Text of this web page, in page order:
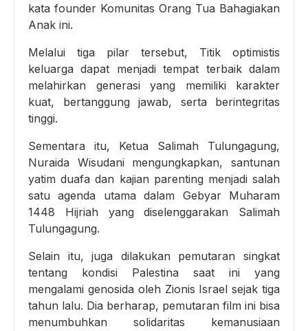
kata founder Komunitas Orang Tua Bahagiakan
Anak ini.
Melalui tiga pilar tersebut, Titik optimistis
keluarga dapat menjadi tempat terbaik dalam
melahirkan generasi yang memiliki karakter
kuat, bertanggung jawab, serta berintegritas
tinggi.
Sementara itu, Ketua Salimah Tulungagung,
Nuraida Wisudani mengungkapkan, santunan
yatim duafa dan kajian parenting menjadi salah
satu agenda utama dalam Gebyar Muharam
1448 Hijriah yang diselenggarakan Salimah
Tulungagung.
Selain itu, juga dilakukan pemutaran singkat
tentang kondisi Palestina saat ini yang
mengalami genosida oleh Zionis Israel sejak tiga
tahun lalu. Dia berharap, pemutaran film ini bisa
menumbuhkan solidaritas kemanusiaan